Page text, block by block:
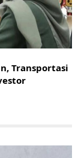
Transportasi